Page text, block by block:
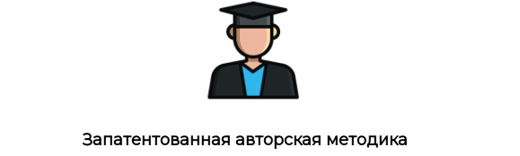
Запатентованная авторская методика